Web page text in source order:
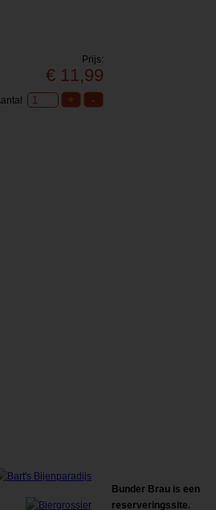
Prijs:
€ 11,99
Bunder Brau is een
reserveringssite.